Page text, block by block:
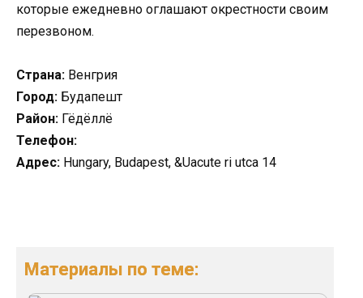
которые ежедневно оглашают окрестности своим
перезвоном.
Страна: Венгрия
Город: Будапешт
Район: Гёдёллё
Телефон:
Адрес: Hungary, Budapest, &Uacute ri utca 14
Материалы по теме: